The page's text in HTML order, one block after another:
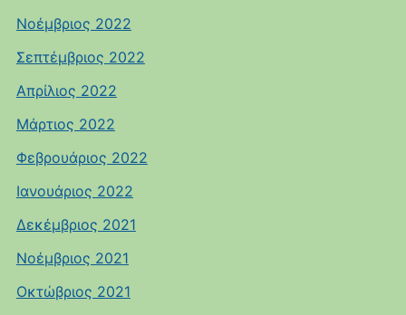
Νοέμβριος 2022
Σεπτέμβριος 2022
Απρίλιος 2022
Μάρτιος 2022
Φεβρουάριος 2022
Ιανουάριος 2022
Δεκέμβριος 2021
Νοέμβριος 2021
Οκτώβριος 2021